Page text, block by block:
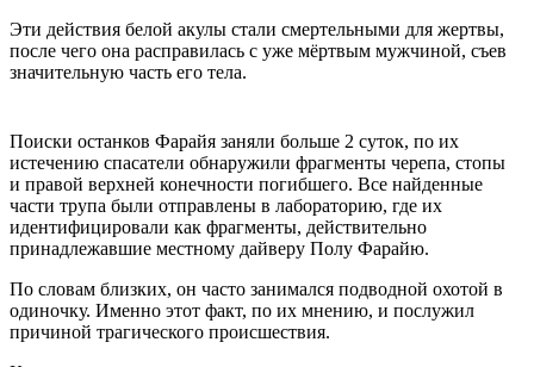
Эти действия белой акулы стали смертельными для жертвы,
после чего она расправилась с уже мёртвым мужчиной, съев
значительную часть его тела.
Поиски останков Фарайя заняли больше 2 суток, по их
истечению спасатели обнаружили фрагменты черепа, стопы
и правой верхней конечности погибшего. Все найденные
части трупа были отправлены в лабораторию, где их
идентифицировали как фрагменты, действительно
принадлежавшие местному дайверу Полу Фарайю.
По словам близких, он часто занимался подводной охотой в
одиночку. Именно этот факт, по их мнению, и послужил
причиной трагического происшествия.